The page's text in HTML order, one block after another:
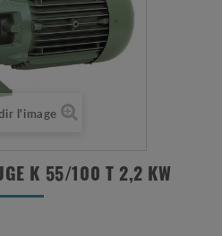
l'image
K 55/100 T 2,2 KW